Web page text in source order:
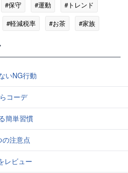
#保守 #運動
#トレンド
#軽減税率 #お茶 #家族
いNG行動
コーデ
簡単習慣
の注意点
レビュー